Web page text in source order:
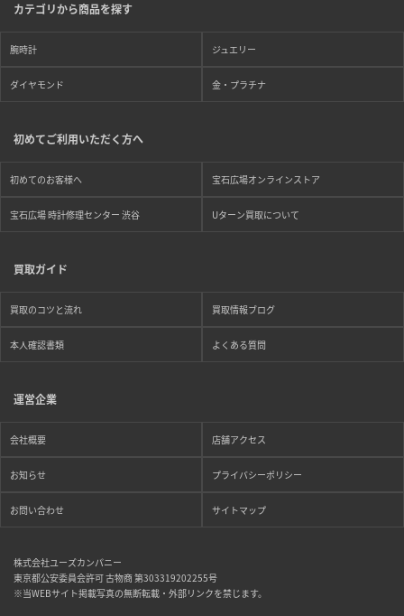
カテゴリから商品を探す
腕時計 ジュエリー
ダイヤモンド 金・プラチナ
初めてご利用いただく方へ
初めてのお客様へ 宝石広場オンラインストア
宝石広場 時計修理センター 渋谷 Uターン買取について
買取ガイド
買取のコツと流れ 買取情報ブログ
本人確認書類 よくある質問
運営企業
会社概要 店舗アクセス
お知らせ プライバシーポリシー
お問い合わせ サイトマップ
株式会社ユーズカンパニー
東京都公安委員会許可 古物商 第303319202255号
※当WEBサイト掲載写真の無断転載・外部リンクを禁じます。